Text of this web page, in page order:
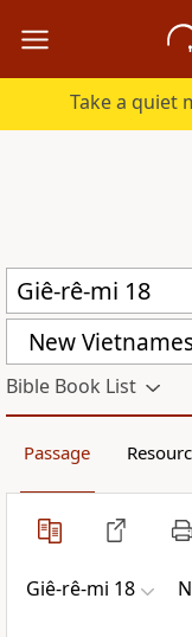
Take a quiet
New
Bible Book List
Passage
Giê-rê-mi 18